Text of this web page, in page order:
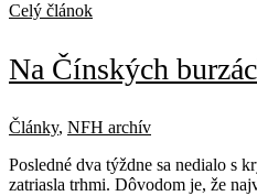
Celý článok
Na Čínských
Články, NFH archív
Posledné dva týždne sa nedialo s
zatriasla trhmi. Dôvodom je, že